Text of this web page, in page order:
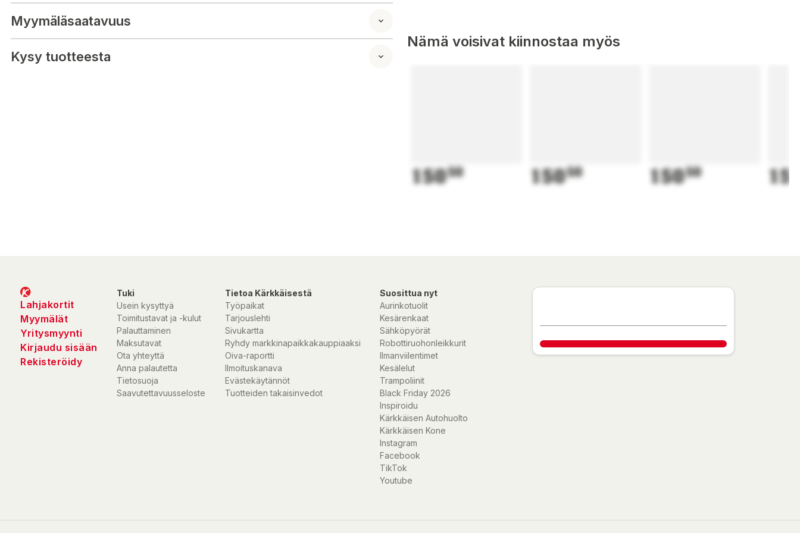
Myymäläsaatavuus
Kysy tuotteesta
Nämä voisivat kiinnostaa myös
15050 15050 15050
Lahjakortit
Myymälät
Yritysmyynti
Kirjaudu sisään
Rekisteröidy
Tuki
Usein kysyttyä
Toimitustavat ja -kulut
Palauttaminen
Maksutavat
Ota yhteyttä
Anna palautetta
Tietosuoja
Saavutettavuusseloste
Tietoa Kärkkäisestä
Työpaikat
Tarjouslehti
Sivukartta
Ryhdy markkinapaikkakauppiaaksi
Oiva-raportti
Ilmoituskanava
Evästekäytännöt
Tuotteiden takaisinvedot
Suosittua nyt
Aurinkotuolit
Kesärenkaat
Sähköpyörät
Robottiruohonleikkurit
Ilmanviilentimet
Kesälelut
Trampoliinit
Black Friday 2026
Inspiroidu
Kärkkäisen Autohuolto
Kärkkäisen Kone
Instagram
Facebook
TikTok
Youtube